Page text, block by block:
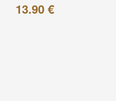
13.90 €